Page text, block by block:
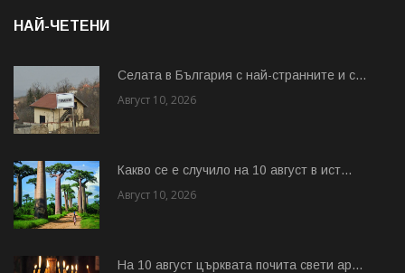
НАЙ-ЧЕТЕНИ
Cелата в България с най-странните и с...
Август 10, 2026
Какво се е случило на 10 август в ист...
Август 10, 2026
На 10 август църквата почита свети ар...